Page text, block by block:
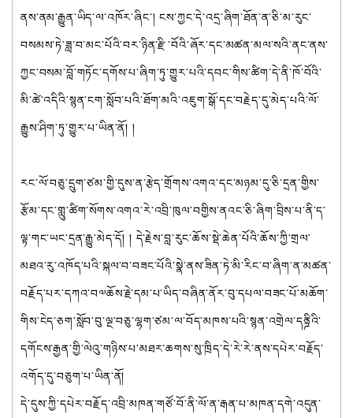
ནས་ནམ་རྒྱུན་ཡིད་ལ་འཁོར་ཞིང་། ངས་ཀྱང་དེ་འདྲ་ཞིག་ཐོན་ན་ཅི་མ་རུང་
བསམས་ཏེ་ཟླ་བ་མང་པོའི་བར་ཉིན་རྫི་བོའི་ཞོར་དང་མཚན་མལ་སའི་ནང་ནས་
ཀྱང་བསམ་བློ་གཏོང་དགོས་པ་ཞིག་ཏུ་གྱུར་པའི་དབང་གིས་ཚིག་དེ་ནི་ཁོ་བོའི་
མི་ཚེ་འདིའི་སྙན་ངག་སློབ་པའི་ཐོག་མའི་འཇུག་སྒོ་དང་བརྗེད་དུ་མེད་པའི་ལོ་
རྒྱུས་ཤིག་ཏུ་གྱུར་པ་ཡིན་ནོ། །
རང་ལོ་བཅུ་དྲུག་ཙམ་གྱི་དུས་ན་རྩེད་གྲོགས་འགའ་དང་མཉམ་དུ་ཅི་དྲན་གྱིས་
རྩོམ་དང་གླུ་ཚིག་སོགས་འགའ་རེ་འབྲི་ཁུལ་བགྱིས་ནའང་ཅི་ཞིག་བྲིས་པ་ནི་ད་
ལྟ་གང་ཡང་དྲན་རྒྱུ་མེད་དོ། ། དེ་རྗེས་བླ་རུང་ཆོས་སྡེ་ཆེན་པོའི་ཆོས་ཀྱི་གྲལ་
མཐའ་རུ་འཁོད་པའི་སྐལ་བ་བཟང་པོའི་སྣེ་ནས་ཟིན་ཏེ་མི་རིང་བ་ཞིག་ན་མཚན་
བརྗོད་པར་དཀའ་བ༧ཆོས་རྗེ་དམ་པ་ཡིད་བཞིན་ནོར་བུ་དཔལ་བཟང་པོ་མཆོག་
གིས་ངེད་ཅག་སློབ་བུ་ལྔ་བཅུ་ལྷག་ཙམ་ལ་བོད་མཁས་པའི་སྙན་འགྲེལ་དནྜིའི་
དགོངས་རྒྱན་གྱི་ལེའུ་གཉིས་པ་མཐར་ཆགས་སུ་ཁྲིད་དེ་རེ་རེ་ནས་དཔེར་བརྗོད་
འགོད་དུ་བཅུག་པ་ཡིན་ནོ།
དེ་དུས་ཀྱི་དཔེར་བརྗོད་འབྲི་མཁན་གཙོ་བོ་ནི་ལོ་ན་རྒན་པ་མཁན་དགེ་འདུན་